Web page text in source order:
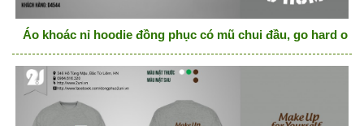
Áo khoác nỉ hoodie đồng phục có mũ chui đầu, go hard or